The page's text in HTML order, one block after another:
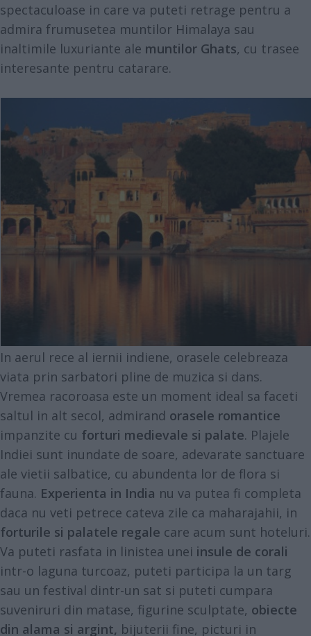
spectaculoase in care va puteti retrage pentru a
admira frumusetea muntilor Himalaya sau
inaltimile luxuriante ale muntilor Ghats, cu trasee
interesante pentru catarare.
In aerul rece al iernii indiene, orasele celebreaza
viata prin sarbatori pline de muzica si dans.
Vremea racoroasa este un moment ideal sa faceti
saltul in alt secol, admirand orasele romantice
impanzite cu forturi medievale si palate. Plajele
Indiei sunt inundate de soare, adevarate sanctuare
ale vietii salbatice, cu abundenta lor de flora si
fauna. Experienta in India nu va putea fi completa
daca nu veti petrece cateva zile ca maharajahii, in
forturile si palatele regale care acum sunt hoteluri.
Va puteti rasfata in linistea unei insule de corali
intr-o laguna turcoaz, puteti participa la un targ
sau un festival dintr-un sat si puteti cumpara
suveniruri din matase, figurine sculptate, obiecte
din alama si argint, bijuterii fine, picturi in